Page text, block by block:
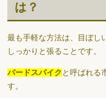
は？
最も手軽な方法は、目ぼし
しっかりと張ることです。
バードスパイク と呼ばれる
す。